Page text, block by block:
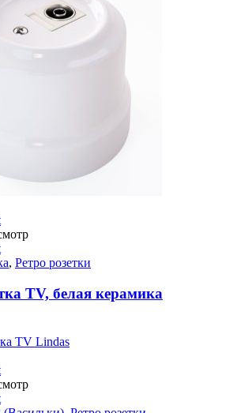
, Ретро розетки
TV, белая керамика